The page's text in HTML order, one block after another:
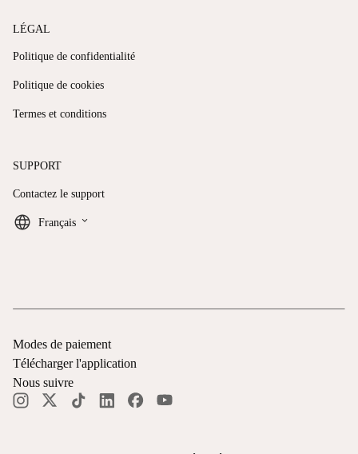
LÉGAL
Politique de confidentialité
Politique de cookies
Termes et conditions
SUPPORT
Contactez le support
Français keyboard_arrow_down
Modes de paiement
Télécharger l'application
Nous suivre